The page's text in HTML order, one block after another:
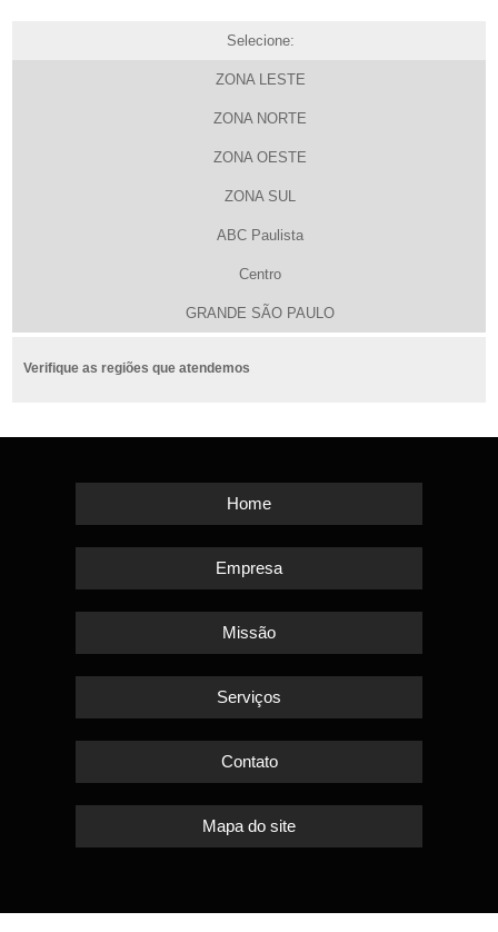
Selecione:
ZONA LESTE
ZONA NORTE
ZONA OESTE
ZONA SUL
ABC Paulista
Centro
GRANDE SÃO PAULO
Verifique as regiões que atendemos
Home
Empresa
Missão
Serviços
Contato
Mapa do site